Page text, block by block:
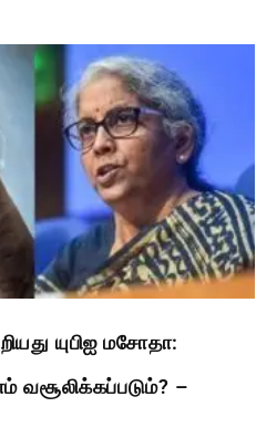
யுபிஐ மசோதா:
வசூலிக்கப்படும்? –